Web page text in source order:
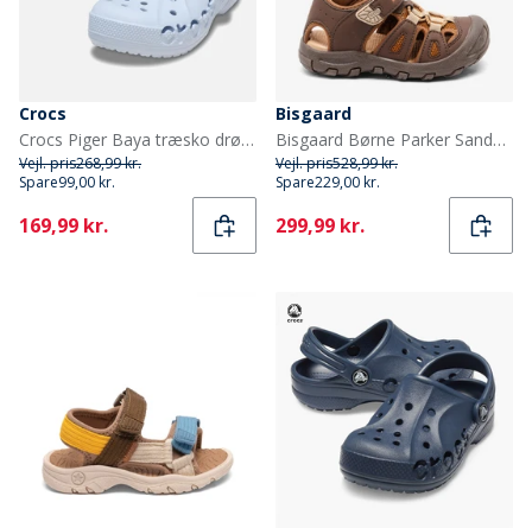
Crocs
Crocs Piger Baya træsko drømmelandskab
Vejl. pris268,99 kr.
Spare99,00 kr.
Current
169,99 kr.
Bisgaard
Bisgaard Børne Parker Sandaler Cacao Beige
Vejl. pris528,99 kr.
Spare229,00 kr.
Current
299,99 kr.